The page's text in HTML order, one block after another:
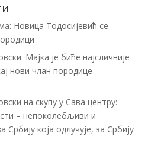
Новица Тодосијевић се
Мајка је биће најсличније
нови члан породице
на скупу у Сава центру:
– непоколебљиви и
Србију која одлучује, за Србију